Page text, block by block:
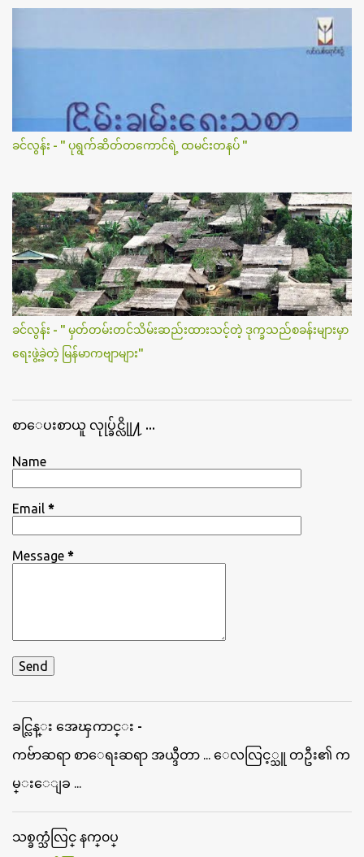
ခင်လွန်း - " ပုရွက်ဆိတ်တကောင်ရဲ့ ထမင်းတနပ် "
ခင်လွန်း - " မှတ်တမ်းတင်သိမ်းဆည်းထားသင့်တဲ့ ဒုက္ခသည်စခန်းများမှာ
ရေးဖွဲ့ခဲ့တဲ့ မြန်မာကဗျာများ"
စာေပးစာယူ လုုပ္ခ်င္လိုု႔ ...
Name
Email *
Message *
ခင္လြန္း အေၾကာင္း -
ကဗ်ာဆရာ စာေရးဆရာ အယ္ဒီတာ ... ေလလြင့္သူ တဦး၏ က
မ္းေျခ ...
သစ္ခက္သံလြင္ နက္၀ပ္